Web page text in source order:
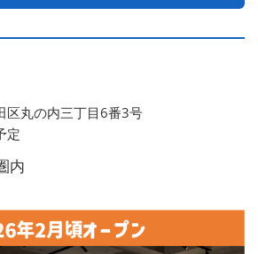
区丸の内三丁目6番3号
定
内